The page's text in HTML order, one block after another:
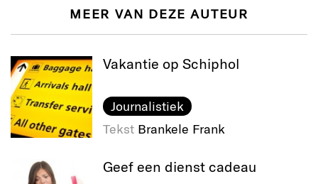
MEER VAN DEZE AUTEUR
Vakantie op Schiphol
Journalistiek
Tekst Brankele Frank
Geef een dienst cadeau